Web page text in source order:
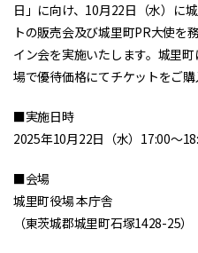
日」に向け、10月22日（水）に
トの販売会及び城里町PR大使を
イン会を実施いたします。城里
場で優待価格にてチケットをご購
■実施日時
2025年10月22日（水）17:00～
■会場
城里町役場 本庁舎
（東茨城郡城里町石塚1428-25）